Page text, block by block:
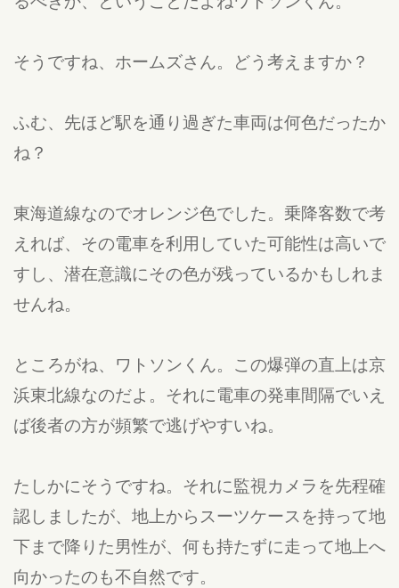
そうですね、ホームズさん。どう考えますか？
ふむ、先ほど駅を通り過ぎた車両は何色だったか
ね？
東海道線なのでオレンジ色でした。乗降客数で考
えれば、その電車を利用していた可能性は高いで
すし、潜在意識にその色が残っているかもしれま
せんね。
ところがね、ワトソンくん。この爆弾の直上は京
浜東北線なのだよ。それに電車の発車間隔でいえ
ば後者の方が頻繁で逃げやすいね。
たしかにそうですね。それに監視カメラを先程確
認しましたが、地上からスーツケースを持って地
下まで降りた男性が、何も持たずに走って地上へ
向かったのも不自然です。